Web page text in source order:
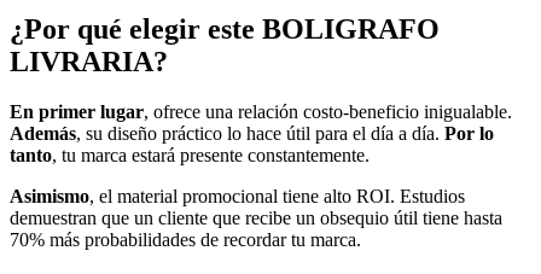
¿Por qué elegir este BOLIGRAFO
LIVRARIA?
En primer lugar, ofrece una relación costo-beneficio inigualable.
Además, su diseño práctico lo hace útil para el día a día. Por lo
tanto, tu marca estará presente constantemente.
Asimismo, el material promocional tiene alto ROI. Estudios
demuestran que un cliente que recibe un obsequio útil tiene hasta
70% más probabilidades de recordar tu marca.